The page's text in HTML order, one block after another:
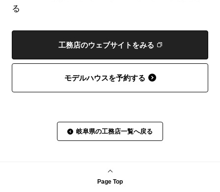
る
工務店のウェブサイトをみる
モデルハウスを予約する
岐阜県の工務店一覧へ戻る
Page Top